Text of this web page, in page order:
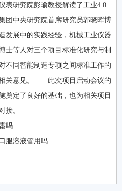
仪表研究院彭瑜教授解读了工业4.0
集团中央研究院首席研究员郭晓晖博
展中的实践经验，机械工业仪器
士等人对三个项目标准化研究与制
对不同智能制造专项之间标准工作的
相关意见。 此次项目启动会议的
定了良好的基础，也为相关项目
。
吗
服溶液管用吗